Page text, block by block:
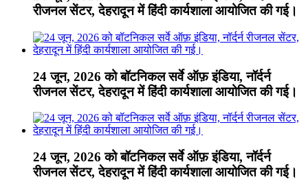
रीजनल सेंटर, देहरादून में हिंदी कार्यशाला आयोजित की गई।
24 जून, 2026 को बॉटनिकल सर्वे ऑफ़ इंडिया, नॉर्दर्न
रीजनल सेंटर, देहरादून में हिंदी कार्यशाला आयोजित की गई।
24 जून, 2026 को बॉटनिकल सर्वे ऑफ़ इंडिया, नॉर्दर्न
रीजनल सेंटर, देहरादून में हिंदी कार्यशाला आयोजित की गई।